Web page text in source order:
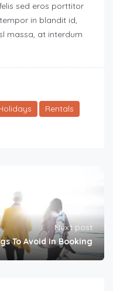
sed eros porttitor
in blandit id,
massa, at interdum
Rentals
Next post
To Avoid In Booking